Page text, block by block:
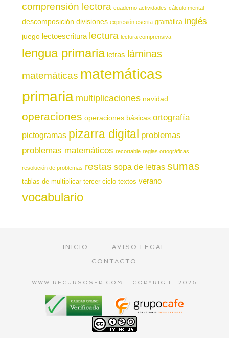
comprensión lectora cuaderno actividades cálculo mental
descomposición divisiones expresión escrita gramática inglés
juego lectoescritura lectura lectura comprensiva
lengua primaria letras láminas
matemáticas matemáticas
primaria multiplicaciones navidad
operaciones operaciones básicas ortografía
pictogramas pizarra digital problemas
problemas matemáticos recortable reglas ortográficas
resolución de problemas restas sopa de letras sumas
tablas de multiplicar tercer ciclo textos verano
vocabulario
INICIO
AVISO LEGAL
CONTACTO
WWW.RECURSOSEP.COM - COPYRIGHT 2026